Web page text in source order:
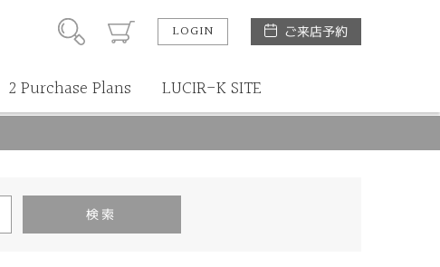
LOGIN ご来店予約
2 Purchase Plans LUCIR-K SITE